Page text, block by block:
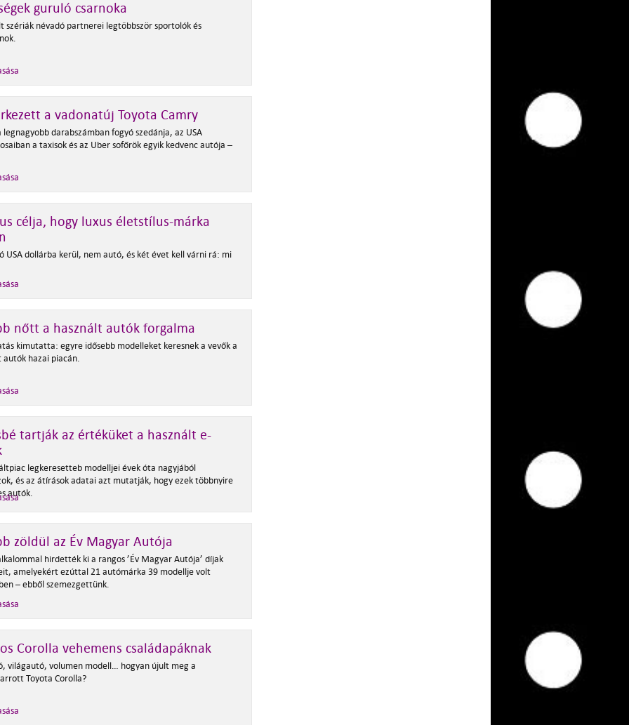
guruló csarnoka
szériák névadó partnerei legtöbbször sportolók és
a vadonatúj Toyota Camry
legnagyobb darabszámban fogyó szedánja, az USA
a taxisok és az Uber sofőrök egyik kedvenc autója –
célja, hogy luxus életstílus-márka
USA dollárba kerül, nem autó, és két évet kell várni rá: mi
nőtt a használt autók forgalma
kimutatta: egyre idősebb modelleket keresnek a vevők a
autók hazai piacán.
tartják az értéküket a használt e-
legkeresetteb modelljei évek óta nagyjából
és az átírások adatai azt mutatják, hogy ezek többnyire
autók.
zöldül az Év Magyar Autója
hirdették ki a rangos ’Év Magyar Autója’ díjak
amelyekért ezúttal 21 autómárka 39 modellje volt
– ebből szemezgettünk.
Corolla vehemens családapáknak
világautó, volumen modell… hogyan újult meg a
Toyota Corolla?